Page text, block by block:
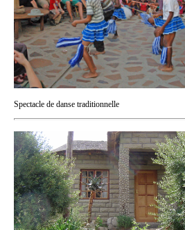
Spectacle de danse traditionnelle